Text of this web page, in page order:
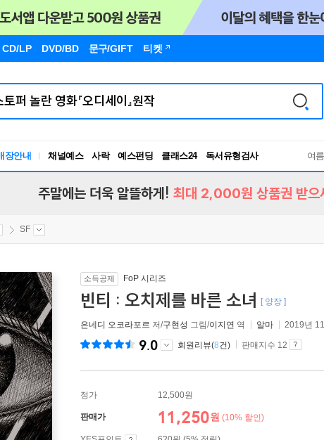
CD/LP DVD/BD 문구/GIFT 티켓
장안내 채널예스 사락 예스펀딩 클래스24
RBTI Lab
독서유형검사
여
주말에는 더욱 알뜰하게! 최대 2,000원 상품권 받으
SF
소득공제 FoP 시리즈
빈티 : 오치제를 바른 소녀 [ 양장 ]
은네디 오코라포르 저/구현성 그림/이지연 역 알마 2019년
9.0 회원리뷰(8건) 판매지수 12
정가 12,500원
판매가 11,250원 (10% 할인)